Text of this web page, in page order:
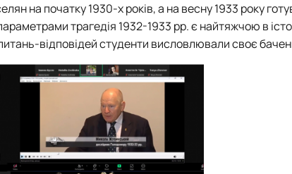
на початку 1930-х років, а на весну 1933 року
трагедія 1932-1933 рр. є найтяжчою в
відповідей студенти висловлювали своє